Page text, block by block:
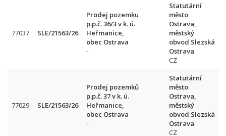
77037 SLE/21563/26
Prodej pozemku
p.p.č. 36/3 v k. ú.
Heřmanice,
obec Ostrava
-
Statutární
město
Ostrava,
městský
obvod Slezská
Ostrava
CZ
77029 SLE/21563/26
Prodej pozemků
p.p.č. 37 v k. ú.
Heřmanice,
obec Ostrava
-
Statutární
město
Ostrava,
městský
obvod Slezská
Ostrava
CZ